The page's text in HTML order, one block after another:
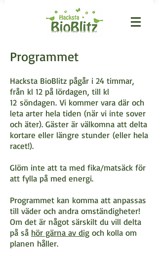
Programmet
Hacksta BioBlitz pågår i 24 timmar,
från kl 12 på lördagen, till kl
12 söndagen. Vi kommer vara där och
leta arter hela tiden (när vi inte sover
och äter). Gäster är välkomna att delta
kortare eller längre stunder (eller hela
racet!).
Glöm inte att ta med fika/matsäck för
att fylla på med energi.
Programmet kan komma att anpassas
till väder och andra omständigheter!
Om det är något särskilt du vill delta
på så hör gärna av dig och kolla om
planen håller.